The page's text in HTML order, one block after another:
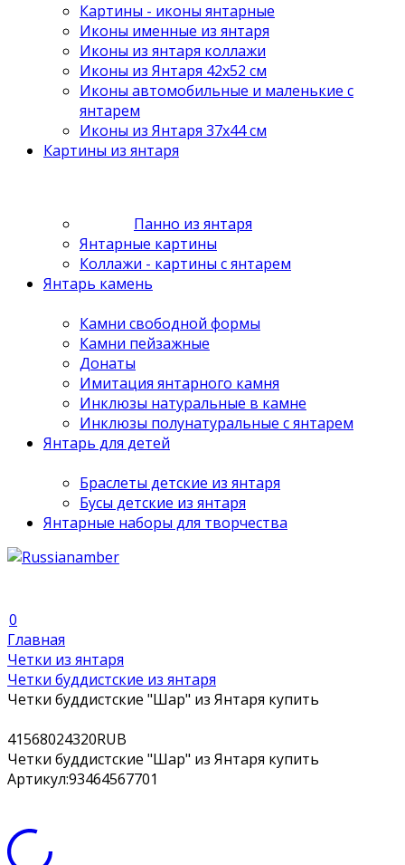
Картины - иконы янтарные
Иконы именные из янтаря
Иконы из янтаря коллажи
Иконы из Янтаря 42х52 см
Иконы автомобильные и маленькие с
янтарем
Иконы из Янтаря 37х44 см
Картины из янтаря
Панно из янтаря
Янтарные картины
Коллажи - картины с янтарем
Янтарь камень
Камни свободной формы
Камни пейзажные
Донаты
Имитация янтарного камня
Инклюзы натуральные в камне
Инклюзы полунатуральные с янтарем
Янтарь для детей
Браслеты детские из янтаря
Бусы детские из янтаря
Янтарные наборы для творчества
0
Главная
Четки из янтаря
Четки буддистские из янтаря
Четки буддистские "Шар" из Янтаря купить
41568024320RUB
Четки буддистские "Шар" из Янтаря купить
Артикул:93464567701